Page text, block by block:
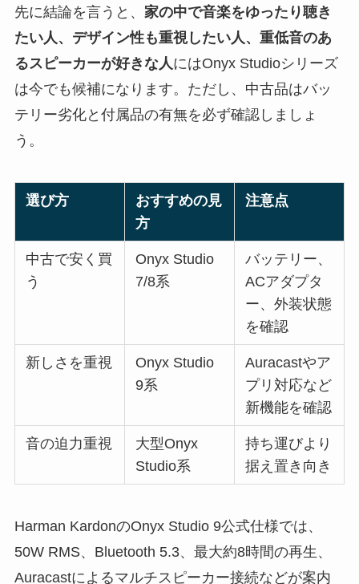
先に結論を言うと、 家の中で音楽をゆったり聴き
たい人、デザイン性も重視したい人、重低音のあ
るスピーカーが好きな人にはOnyx Studioシリーズ
は今でも候補になります。ただし、中古品はバッ
テリー劣化と付属品の有無を必ず確認しましょ
う。
選び方
おすすめの見
方
注意点
中古で安く買
う
Onyx Studio
7/8系
バッテリー、
ACアダプタ
ー、外装状態
を確認
新しさを重視
Onyx Studio
9系
Auracastやア
プリ対応など
新機能を確認
音の迫力重視
大型Onyx
Studio系
持ち運びより
据え置き向き
Harman KardonのOnyx Studio 9公式仕様では、
50W RMS、Bluetooth 5.3、最大約8時間の再生、
Auracastによるマルチスピーカー接続などが案内